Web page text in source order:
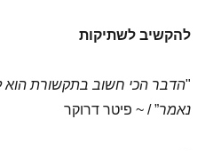
להקשיב לשתיקות
"הדבר הכי חשוב בתקשורת
נאמר” / ~ פיטר דרוקר